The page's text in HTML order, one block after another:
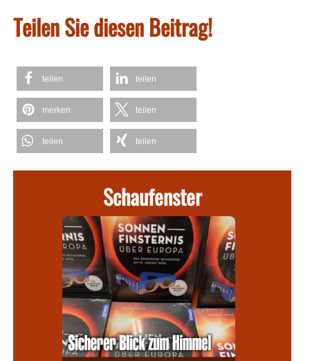
Teilen Sie diesen Beitrag!
teilen teilen
merken teilen
teilen teilen
Schaufenster